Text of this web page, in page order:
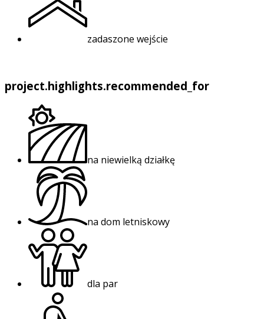
zadaszone wejście
project.highlights.recommended_for
na niewielką działkę
na dom letniskowy
dla par